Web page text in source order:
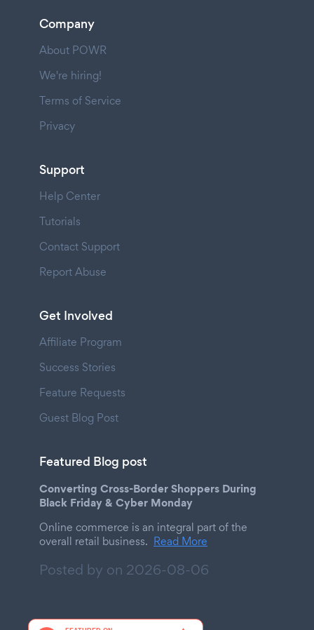
Company
About POWR
We're hiring!
Terms of Service
Privacy
Support
Help Center
Tutorials
Contact Support
Report Abuse
Get Involved
Affiliate Program
Success Stories
Feature Requests
Guest Blog Post
Featured Blog post
Converting Cross-Border Shoppers During
Black Friday & Cyber Monday
Online commerce is an integral part of the
overall retail business. Read More
Posted by on 2026-08-06